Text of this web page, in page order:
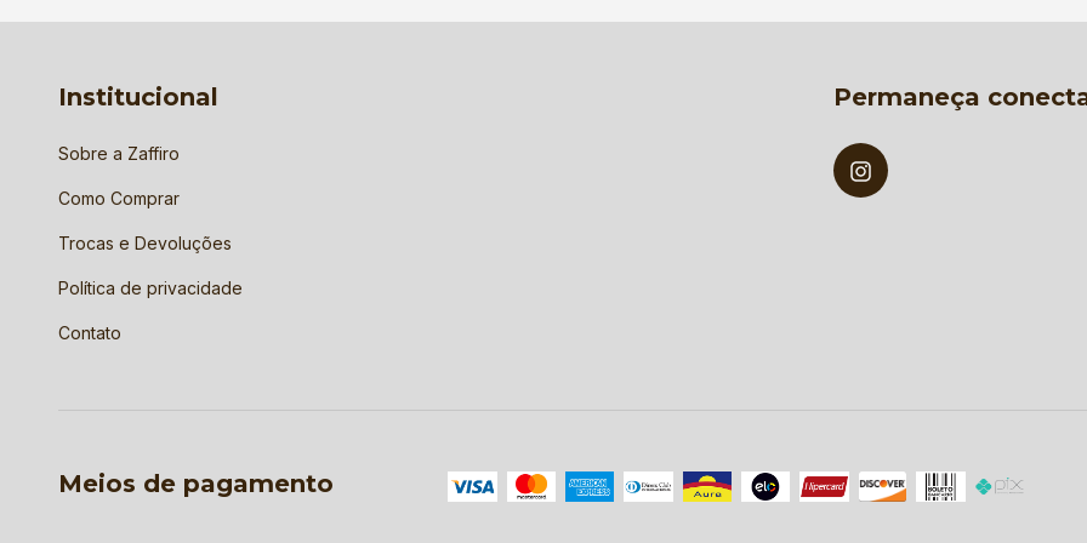
Institucional
Sobre a Zaffiro
Como Comprar
Trocas e Devoluções
Política de privacidade
Contato
Permaneça
Meios de pagamento